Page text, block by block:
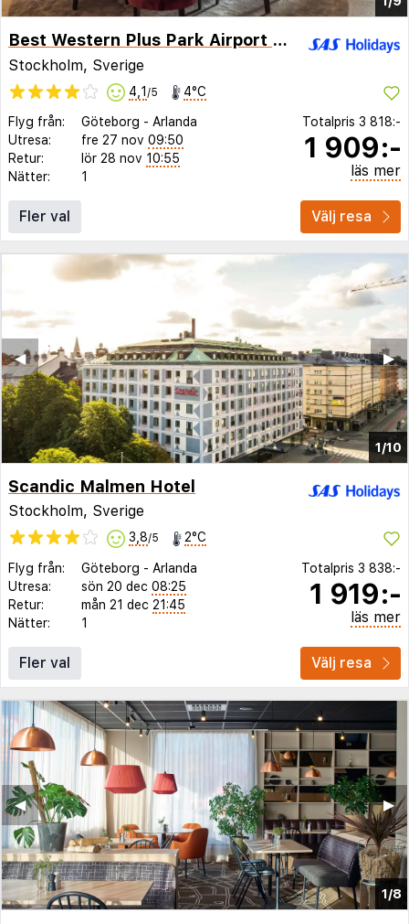
Best Western Plus Park Airport Hotel Arlanda
Stockholm, Sverige
4,1 /5 4°C
Flyg från: Göteborg - Arlanda
Utresa:
fre 27 nov 09:50
Retur:
lör 28 nov 10:55
Nätter:
1
Totalpris 3 818:-
1 909:-
läs mer
Fler val Välj resa
1/10
▶︎
◀︎
Scandic Malmen Hotel
Stockholm, Sverige
3,8/5 2°C
Flyg från: Göteborg - Arlanda
Utresa:
sön 20 dec 08:25
Retur:
mån 21 dec 21:45
Nätter:
1
Totalpris 3 838:-
1 919:-
läs mer
Fler val Välj resa
1/8
▶︎
◀︎